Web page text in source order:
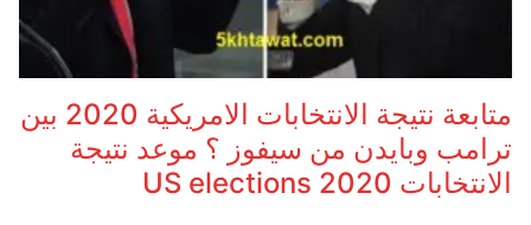
متابعة نتيجة الانتخابات الامريكية 2020 بين
ترامب وبايدن من سيفوز ؟ موعد نتيجة
الانتخابات US elections 2020